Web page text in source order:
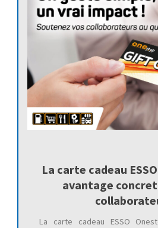
La carte cadeau
avantage
La carte cadeau ESSO